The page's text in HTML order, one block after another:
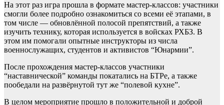
На этот раз игра прошла в формате мастер-классов: участники
смогли более подробно ознакомиться со всеми её этапами, в
том числе — обновлённой полосой препятствий, а также
изучить технику, которая используется в войсках РХБЗ. В
этом им помогали опытные инструкторы из числа
военнослужащих, студентов и активистов “Юнармии”.
После прохождения мастер-классов участники
“наставнической” команды покатались на БТРе, а также
пообедали на развёрнутой тут же “полевой кухне”.
В целом мероприятие прошло в положительной и доброй